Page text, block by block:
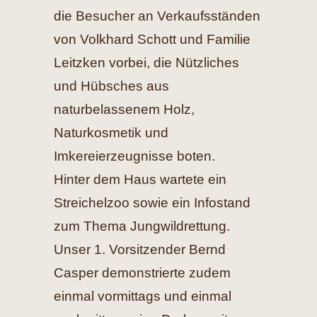
die Besucher an Verkaufsständen
von Volkhard Schott und Familie
Leitzken vorbei, die Nützliches
und Hübsches aus
naturbelassenem Holz,
Naturkosmetik und
Imkereierzeugnisse boten.
Hinter dem Haus wartete ein
Streichelzoo sowie ein Infostand
zum Thema Jungwildrettung.
Unser 1. Vorsitzender Bernd
Casper demonstrierte zudem
einmal vormittags und einmal